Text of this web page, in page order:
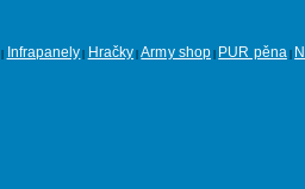
Infrapanely Hračky |Army shop PUR pěna|